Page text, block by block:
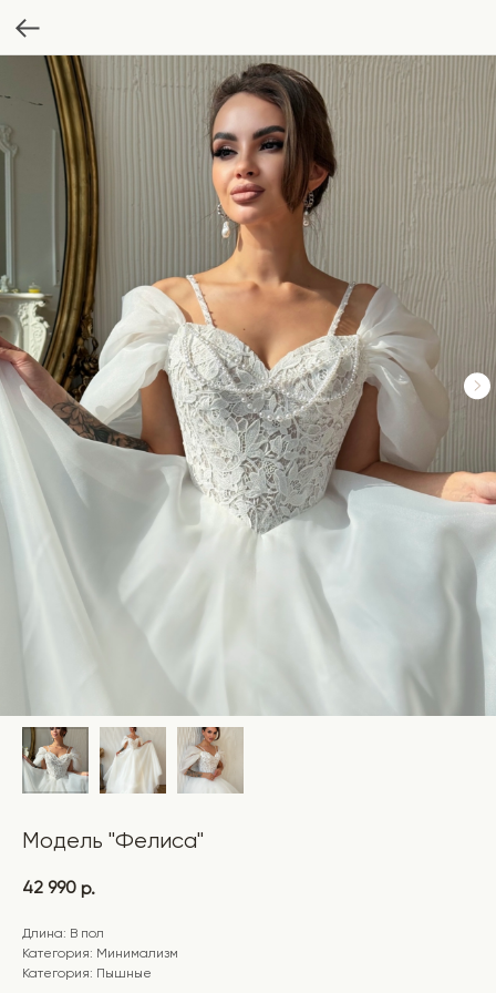
Модель "Фелиса"
42 990 р.
Длина: В пол
Категория: Минимализм
Категория: Пышные